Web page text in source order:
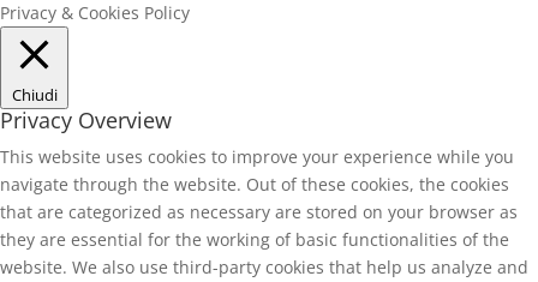
Privacy & Cookies Policy
Chiudi
Privacy Overview
This website uses cookies to improve your experience while you
navigate through the website. Out of these cookies, the cookies
that are categorized as necessary are stored on your browser as
they are essential for the working of basic functionalities of the
website. We also use third-party cookies that help us analyze and